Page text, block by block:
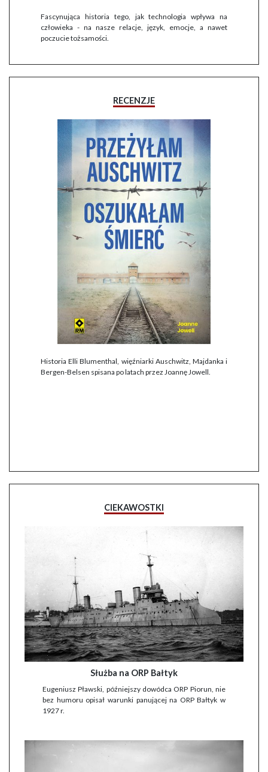
Fascynująca historia tego, jak technologia wpływa na
człowieka - na nasze relacje, język, emocje, a nawet
poczucie tożsamości.
RECENZJE
Historia Elli Blumenthal, więźniarki Auschwitz, Majdanka i
Bergen-Belsen spisana po latach przez Joannę Jowell.
CIEKAWOSTKI
Służba na ORP Bałtyk
Eugeniusz Pławski, późniejszy dowódca ORP Piorun, nie
bez humoru opisał warunki panującej na ORP Bałtyk w
1927 r.